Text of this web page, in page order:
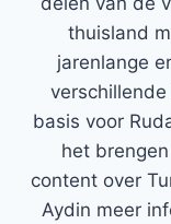
thuisland
jarenlange
basis voor
het
content over
Aydin meer